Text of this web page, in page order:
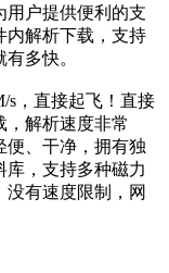
用户提供便利的支
内解析下载，支持
多快。
s，直接起飞！直接
，解析速度非常
便、干净，拥有独
库，支持多种磁力
有速度限制，网